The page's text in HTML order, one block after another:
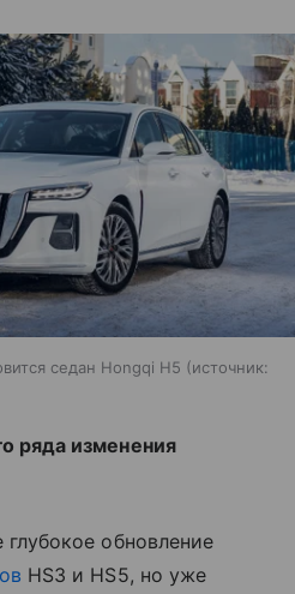
седан Hongqi H5
источник:
ряда изменения
обновление
HS3 и HS5, но уже